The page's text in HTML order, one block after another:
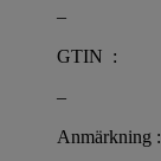
–
GTIN :
–
Anmärkning :